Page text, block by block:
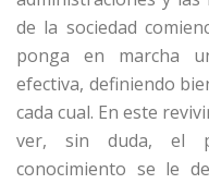
de la sociedad
ponga en marcha
efectiva, definiendo
cada cual. En este
ver, sin duda, el
conocimiento se le